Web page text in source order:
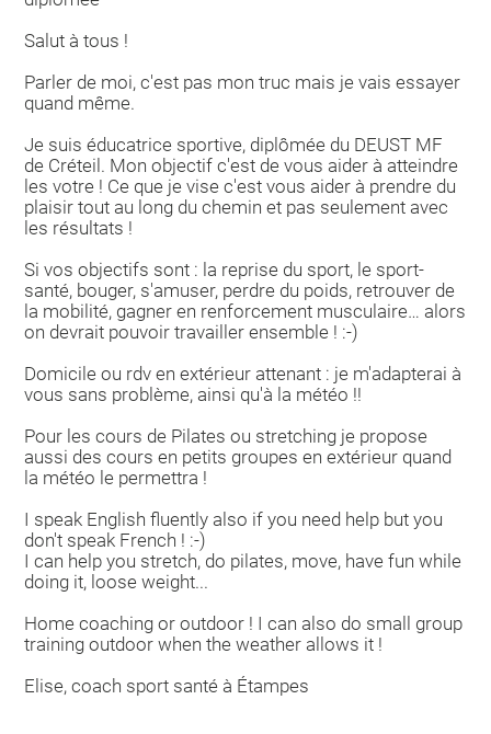
Salut à tous !
Parler de moi, c'est pas mon truc mais je vais essayer
quand même.
Je suis éducatrice sportive, diplômée du DEUST MF
de Créteil. Mon objectif c'est de vous aider à atteindre
les votre ! Ce que je vise c'est vous aider à prendre du
plaisir tout au long du chemin et pas seulement avec
les résultats !
Si vos objectifs sont : la reprise du sport, le sport-
santé, bouger, s'amuser, perdre du poids, retrouver de
la mobilité, gagner en renforcement musculaire… alors
on devrait pouvoir travailler ensemble ! :-)
Domicile ou rdv en extérieur attenant : je m'adapterai à
vous sans problème, ainsi qu'à la météo !!
Pour les cours de Pilates ou stretching je propose
aussi des cours en petits groupes en extérieur quand
la météo le permettra !
I speak English fluently also if you need help but you
don't speak French ! :-)
I can help you stretch, do pilates, move, have fun while
doing it, loose weight...
Home coaching or outdoor ! I can also do small group
training outdoor when the weather allows it !
Elise, coach sport santé à Étampes